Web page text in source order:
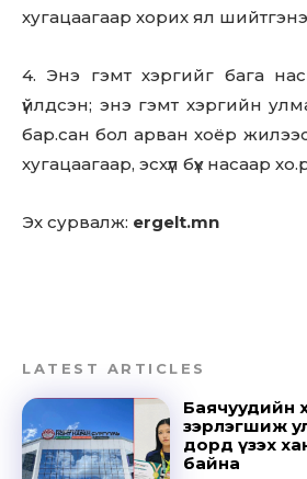
хугацаагаар хорих ял
4. Энэ гэмт хэргийг бага
үйлдсэн; энэ гэмт хэргийн
бар.сан бол арван хоёр
хугацаагаар, эсхүл бүх насаар
Эх сурвалж: ergelt.mn
LATEST ARTICLES
Баячуудийн
зэрлэгшиж
дорд үзэх
байна